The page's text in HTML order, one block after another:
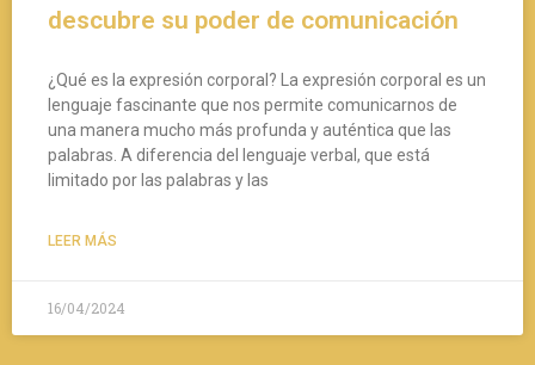
descubre su poder de comunicación
¿Qué es la expresión corporal? La expresión corporal es un
lenguaje fascinante que nos permite comunicarnos de
una manera mucho más profunda y auténtica que las
palabras. A diferencia del lenguaje verbal, que está
limitado por las palabras y las
LEER MÁS
16/04/2024